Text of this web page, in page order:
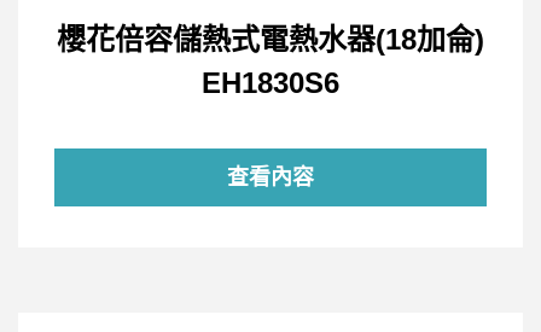
櫻花倍容儲熱式電熱水器(18加侖)
EH1830S6
查看內容